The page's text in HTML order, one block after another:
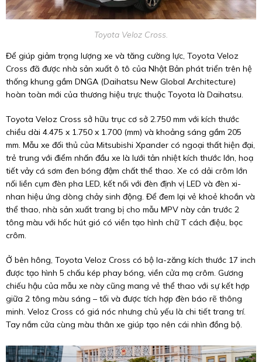
Toyota Veloz Cross.
Để giúp giảm trọng lượng xe và tăng cường lực, Toyota Veloz
Cross đã được nhà sản xuất ô tô của Nhật Bản phát triển trên hệ
thống khung gầm DNGA (Daihatsu New Global Architecture)
hoàn toàn mới của thương hiệu trực thuộc Toyota là Daihatsu.
Toyota Veloz Cross sở hữu trục cơ sở 2.750 mm với kích thước
chiều dài 4.475 x 1.750 x 1.700 (mm) và khoảng sáng gầm 205
mm. Mẫu xe đối thủ của Mitsubishi Xpander có ngoại thất hiện đại,
trẻ trung với điểm nhấn đầu xe là lưới tản nhiệt kích thước lớn, hoạ
tiết vảy cá sơm đen bóng đậm chất thể thao. Xe có dải crôm lớn
nối liền cụm đèn pha LED, kết nối với đèn định vị LED và đèn xi-
nhan hiệu ứng dòng chảy sinh động. Để đem lại vẻ khoẻ khoắn và
thể thao, nhà sản xuất trang bị cho mẫu MPV này cản trước 2
tông màu với hốc hút gió có viền tạo hình chữ T cách điệu, bọc
crôm.
Ở bên hông, Toyota Veloz Cross có bộ la-zăng kích thước 17 inch
được tạo hình 5 chấu kép phay bóng, viền cửa mạ crôm. Gương
chiếu hậu của mẫu xe này cũng mang vẻ thể thao với sự kết hợp
giữa 2 tông màu sáng – tối và được tích hợp đèn báo rẽ thông
minh. Veloz Cross có giá nóc nhưng chủ yếu là chi tiết trang trí.
Tay nắm cửa cùng màu thân xe giúp tạo nên cái nhìn đồng bộ.